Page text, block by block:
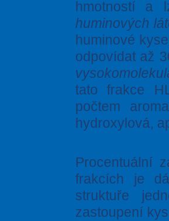
hmotností
huminových
huminové
odpovídat až
tato frakce
počtem
hydroxylová,
Procentuální
frakcích je
struktuře
zastoupení